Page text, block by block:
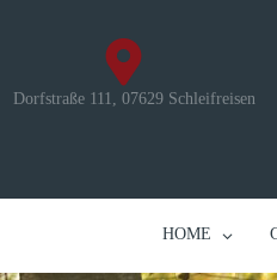
Dorfstraße 111, 07629 Schleifreisen
HOME